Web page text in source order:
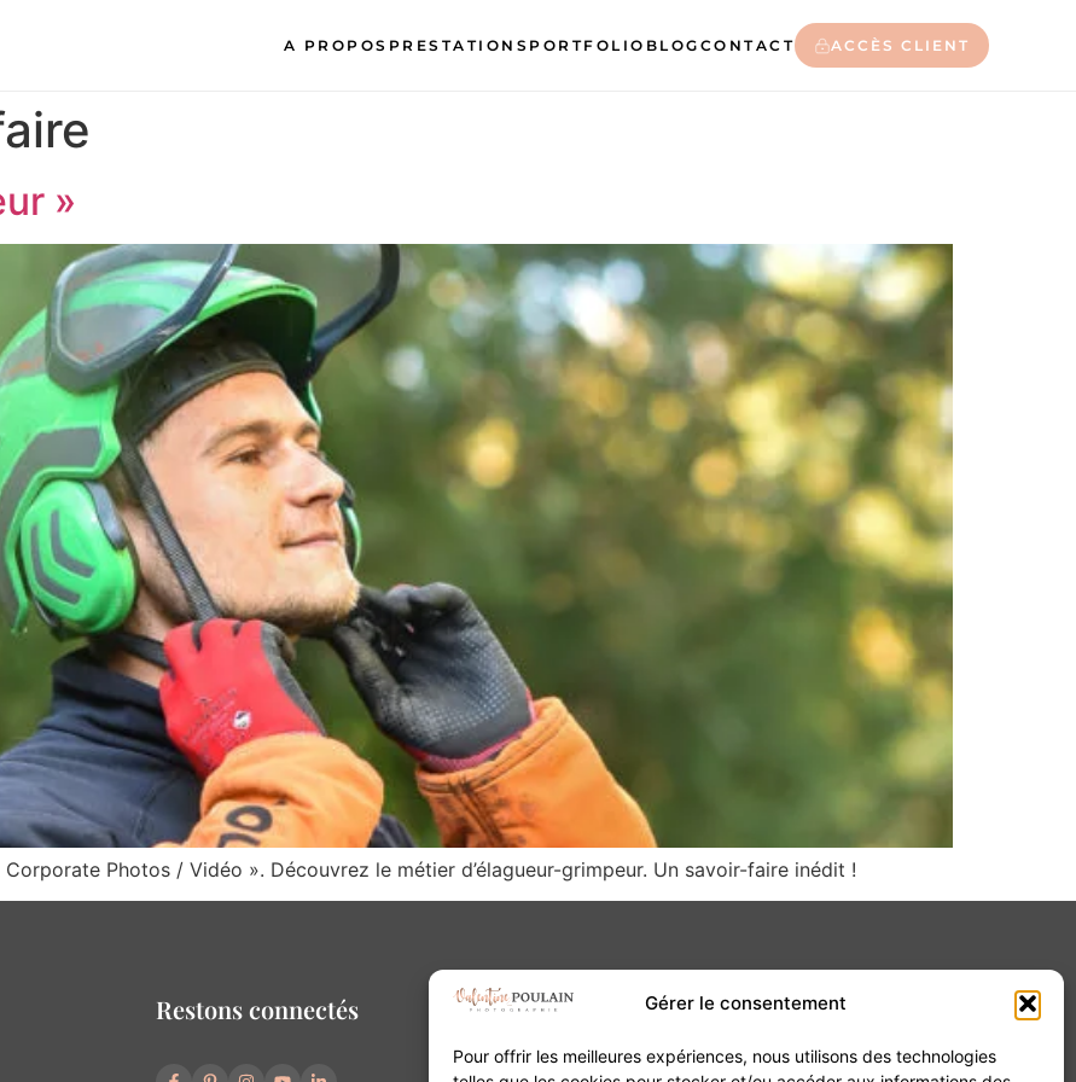
Gérer le consentement
Pour offrir les meilleures expériences, nous utilisons des technologies
A PROPOS PRESTATIONS PORTFOLIO BLOG CONTACT ACCÈS CLIENT
»
Photos / Vidéo ». Découvrez le métier d’élagueur-grimpeur. Un savoir-faire inédit !
Restons connectés Contact
20B Grand Rue 68180 Horbourg-Wihr